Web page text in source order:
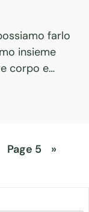
farlo
insieme
corpo e
Page 5
»